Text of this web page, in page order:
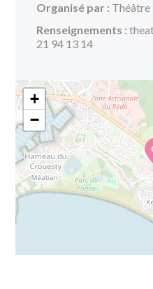
Organisé par : Théâtre
Renseignements :
21 94 13 14
+
−